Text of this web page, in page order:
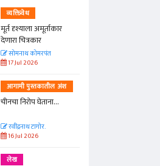
व्यक्तिवेध
मूर्त दृश्याला अमूर्ताकार
देणारा चित्रकार
सोमनाथ कोमरपंत
17 Jul 2026
आगामी पुस्तकातील अंश
चीनचा निरोप घेताना...
रवींद्रनाथ टागोर.
16 Jul 2026
लेख